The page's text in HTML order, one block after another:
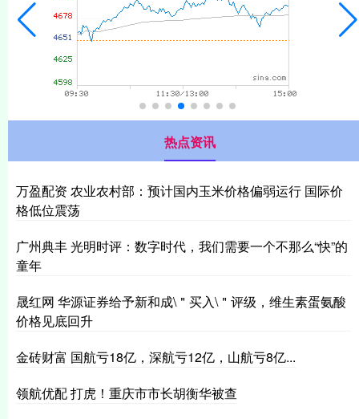
热点资讯
万盈配资 农业农村部：预计国内玉米价格偏弱运行 国际价
格低位震荡
广州典丰 光明时评：数字时代，我们需要一个不那么“快”的
童年
晟红网 华源证券给予新和成\＂买入\＂评级，维生素蛋氨酸
价格见底回升
金砖财富 国航亏18亿，深航亏12亿，山航亏8亿...
领航优配 打虎！重庆市市长胡衡华被查